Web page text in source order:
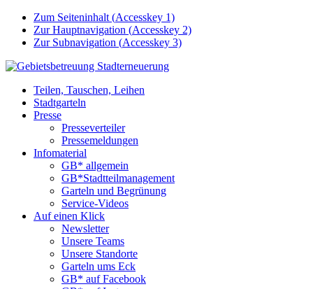
Zum Seiteninhalt (Accesskey 1)
Zur Hauptnavigation (Accesskey 2)
Zur Subnavigation (Accesskey 3)
Teilen, Tauschen, Leihen
Stadtgarteln
Presse
Presseverteiler
Pressemeldungen
Infomaterial
GB* allgemein
GB*Stadtteilmanagement
Garteln und Begrünung
Service-Videos
Auf einen Klick
Newsletter
Unsere Teams
Unsere Standorte
Garteln ums Eck
GB* auf Facebook